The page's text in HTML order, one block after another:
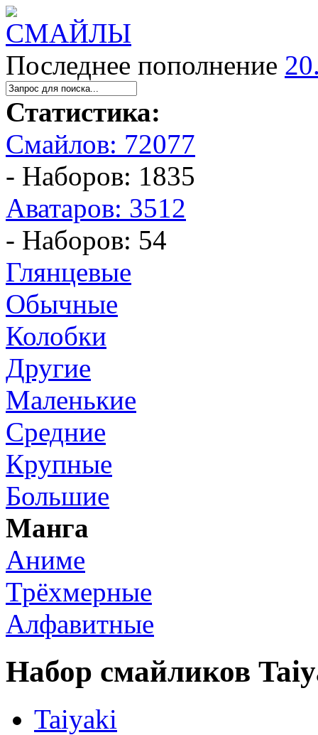
Последнее пополнение
Статистика:
Смайлов: 72077
- Наборов: 1835
Аватаров: 3512
- Наборов: 54
Глянцевые
Обычные
Колобки
Другие
Маленькие
Средние
Крупные
Большие
Манга
Аниме
Трёхмерные
Алфавитные
Набор смайликов
Taiyaki